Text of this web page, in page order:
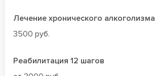
Лечение хронического алкоголизма
3500 руб.
Реабилитация 12 шагов